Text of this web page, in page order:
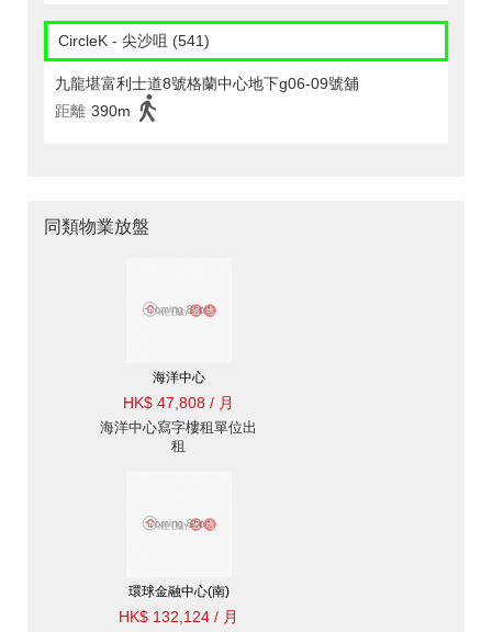
CircleK - 尖沙咀 (541)
九龍堪富利士道8號格蘭中心地下g06-09號舖
距離 390m
同類物業放盤
海洋中心
HK$ 47,808 / 月
海洋中心寫字樓租單位出
租
環球金融中心(南)
HK$ 132,124 / 月